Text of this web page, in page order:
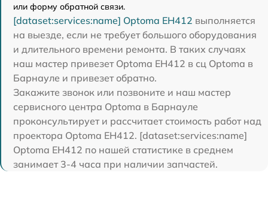
или форму обратной связи.
[dataset:services:name] Optoma EH412 выполняется
на выезде, если не требует большого оборудования
и длительного времени ремонта. В таких случаях
наш мастер привезет Optoma EH412 в сц Optoma в
Барнауле и привезет обратно.
Закажите звонок или позвоните и наш мастер
сервисного центра Optoma в Барнауле
проконсультирует и рассчитает стоимость работ над
проектора Optoma EH412. [dataset:services:name]
Optoma EH412 по нашей статистике в среднем
занимает 3-4 часа при наличии запчастей.